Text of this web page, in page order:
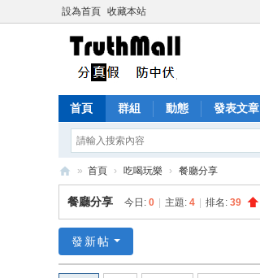
設為首頁 收藏本站
首頁 群組 動態 發表文章
Tr
ut
M
» 首頁 › 吃喝玩樂 › 餐廳分享
餐廳分享 今日: 0 主題: 4 排名: 39
發新帖